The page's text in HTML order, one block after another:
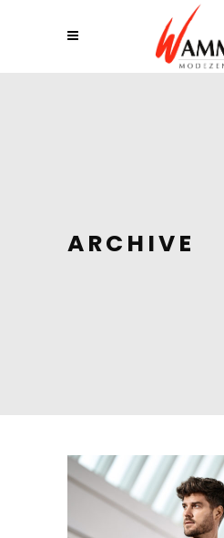
ARCHIVE